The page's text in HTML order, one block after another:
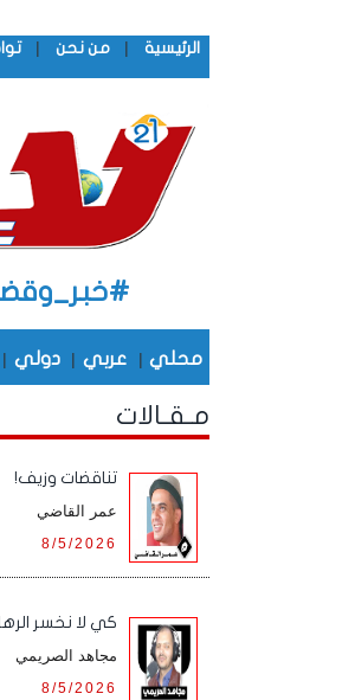
الرئيسية | من نحن |
محلي | عربي | دولي |
مـقـالات
تناقضات وزيف!
عمر القاضي
8/5/2026
كي لا نخسر
مجاهد الصريمي
8/5/2026